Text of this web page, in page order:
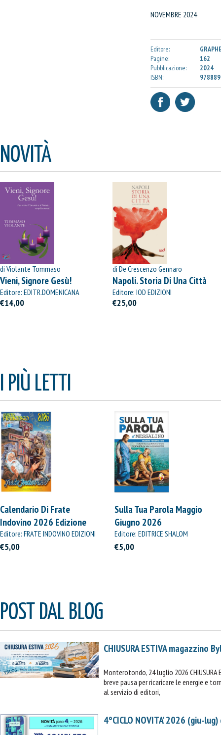
NOVEMBRE 2024
Editore:
Pagine:
162
Pubblicazione:
2024
ISBN:
NOVITÀ
di Violante Tommaso
Vieni, Signore Gesù!
Editore: EDITR.DOMENICANA
ITALIANA
€14,00
di De Crescenzo Gennaro
Napoli. Storia Di Una Città
Editore: IOD EDIZIONI
€25,00
I PIÙ LETTI
Calendario Di Frate
Indovino 2026 Edizione
Straordinaria
Editore: FRATE INDOVINO EDIZIONI
€5,00
Sulla Tua Parola Maggio
Giugno 2026
Editore: EDITRICE SHALOM
€5,00
POST DAL BLOG
CHIUSURA ESTIVA magazzino
Monterotondo, 24 luglio 2026 CHIUSURA
breve pausa per ricaricare le energie e
al servizio di editori,
4°CICLO NOVITA' 2026 (giu-
stai aggiungendo questo articolo: